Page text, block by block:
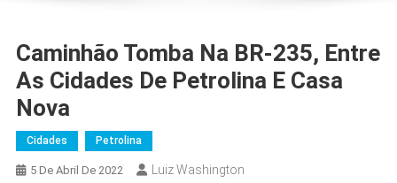
Caminhão Tomba Na BR-235, Entre
As Cidades De Petrolina E Casa
Nova
Cidades Petrolina
5 De Abril De 2022 Luiz Washington